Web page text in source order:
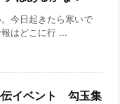
今日起きたら寒いで
はどこに行 ...
伝イベント 勾玉集